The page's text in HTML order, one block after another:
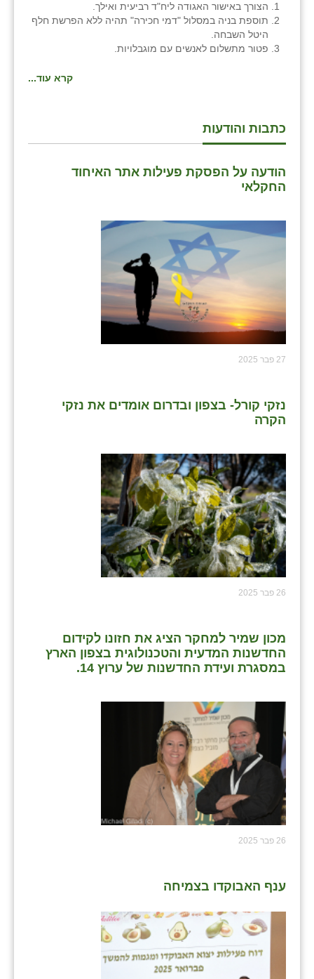
הצורך באישור האגודה ליח"ד רביעית ואילך.
תוספת בניה במסלול "דמי חכירה" תהיה ללא הפרשת חלף
היטל השבחה.
פטור מתשלום לאנשים עם מוגבלויות.
קרא עוד...
כתבות והודעות
הודעה על הפסקת פעילות אתר האיחוד
החקלאי
27 פבר 2025
נזקי קורל- בצפון ובדרום אומדים את נזקי
הקרה
26 פבר 2025
מכון שמיר למחקר הציג את חזונו לקידום
החדשנות המדעית והטכנולוגית בצפון הארץ
במסגרת ועידת החדשנות של ערוץ 14.
26 פבר 2025
ענף האבוקדו בצמיחה